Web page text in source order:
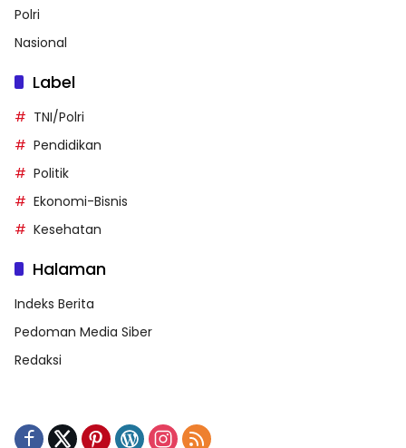
Polri
Nasional
Label
TNI/Polri
Pendidikan
Politik
Ekonomi-Bisnis
Kesehatan
Halaman
Indeks Berita
Pedoman Media Siber
Redaksi